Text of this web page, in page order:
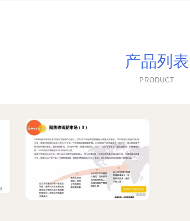
产品列表
PRODUCT